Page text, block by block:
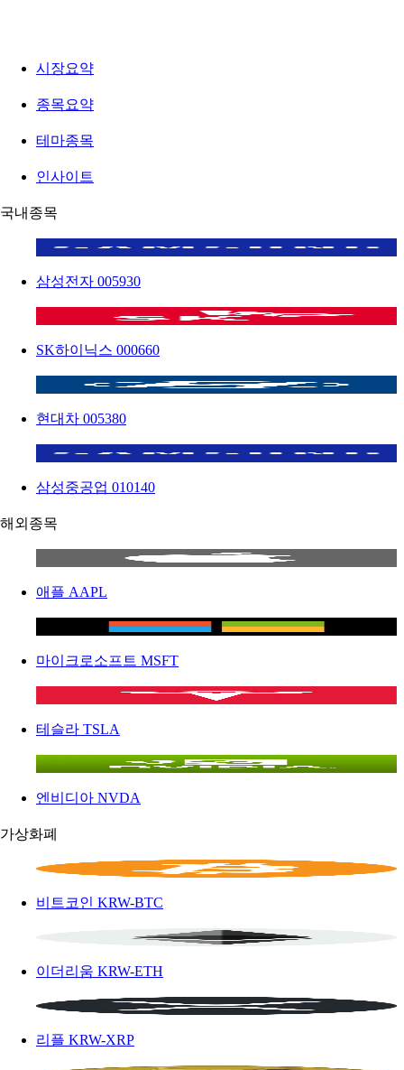
시장요약
종목요약
테마종목
인사이트
국내종목
삼성전자 005930
SK하이닉스 000660
현대차 005380
삼성중공업 010140
해외종목
애플 AAPL
마이크로소프트 MSFT
테슬라 TSLA
엔비디아 NVDA
가상화폐
비트코인 KRW-BTC
이더리움 KRW-ETH
리플 KRW-XRP